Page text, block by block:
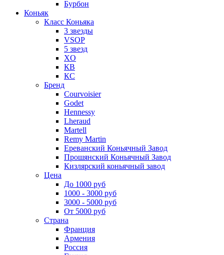
Бурбон
Коньяк
Класс Коньяка
3 звезды
VSOP
5 звезд
XO
КВ
КС
Бренд
Courvoisier
Godet
Hennessy
Lheraud
Martell
Remy Martin
Ереванский Коньячный Завод
Прошянский Коньячный Завод
Кизлярский коньячный завод
Цена
До 1000 руб
1000 - 3000 руб
3000 - 5000 руб
От 5000 руб
Страна
Франция
Армения
Россия